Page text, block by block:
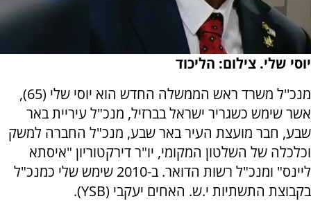
יוסי שלי. צילום: הליכוד
מנכ''ל משרד ראש הממשלה החדש הוא יוסי שלי (65),
אשר שימש כשגריר ישראל בברזיל, מנכ"ל עיריית באר
שבע, חבר מועצת העיר באר שבע, מנכ"ל החברה למשק
וכלכלה של השלטון המקומי, יו"ר דירקטוריון "איסתא
ליינס" ומנכ"ל רשות הדואר. ב-2010 שימש שלי כמנכ"ל
בקבוצת התשתיות י.ש. האחים יעקבי (YSB).